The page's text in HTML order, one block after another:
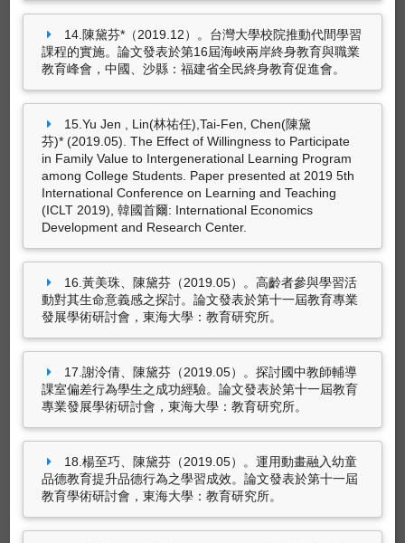
冬釀（172-177頁）。國立暨南國際大學：教育
部大學社會責任推動中心。（ISBN：978-626-
345-104-9）
陳黛芬*（2021.02）。高齡學習者日常靈性經驗
之研究。載於黃政傑（主編），活躍樂齡與地方
創生（97-120頁）。台北市：師大書苑出版。
（ISBN：9789574968497）
黃美珠、陳黛芬*（2021.02）。高齡者參與代間
學習課程經驗及其生命意義感之探究。載於黃政
傑（主編），活躍樂齡與地方創生（121-144
頁）。台北市：師大書苑出版。（ISBN：
9789574968497）
藝術設計創作及展演
尚無資料
策劃工作
14.陳黛芬*（2019.12）。台灣大學校院推動代間學習
課程的實施。論文發表於第16屆海峽兩岸終身教育與職業
教育峰會，中國、沙縣：福建省全民終身教育促進會。
15.Yu Jen , Lin(林祐任),Tai-Fen, Chen(陳黛
芬)* (2019.05). The Effect of Willingness to Participate
in Family Value to Intergenerational Learning Program
among College Students. Paper presented at 2019 5th
International Conference on Learning and Teaching
(ICLT 2019), 韓國首爾: International Economics
Development and Research Center.
16.黃美珠、陳黛芬（2019.05）。高齡者參與學習活
動對其生命意義感之探討。論文發表於第十一屆教育專業
發展學術研討會，東海大學：教育研究所。
17.謝泠倩、陳黛芬（2019.05）。探討國中教師輔導
課室偏差行為學生之成功經驗。論文發表於第十一屆教育
專業發展學術研討會，東海大學：教育研究所。
18.楊至巧、陳黛芬（2019.05）。運用動畫融入幼童
品德教育提升品德行為之學習成效。論文發表於第十一屆
教育學術研討會，東海大學：教育研究所。